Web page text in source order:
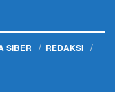
SIBER
REDAKSI